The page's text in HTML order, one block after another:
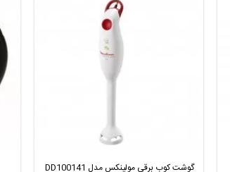
گوشت کوب برقی مولینکس مدل DD100141